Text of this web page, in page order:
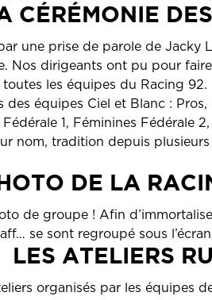
CÉRÉMONIE
une prise de parole de Jacky
Nos dirigeants ont pu pour
les équipes du Racing 92.
des équipes Ciel et Blanc :
Fédérale 1, Féminines Fédérale
nom, tradition depuis
DE LA
de groupe ! Afin
se sont regroupé sous
LES ATELIERS
organisés par les équipes